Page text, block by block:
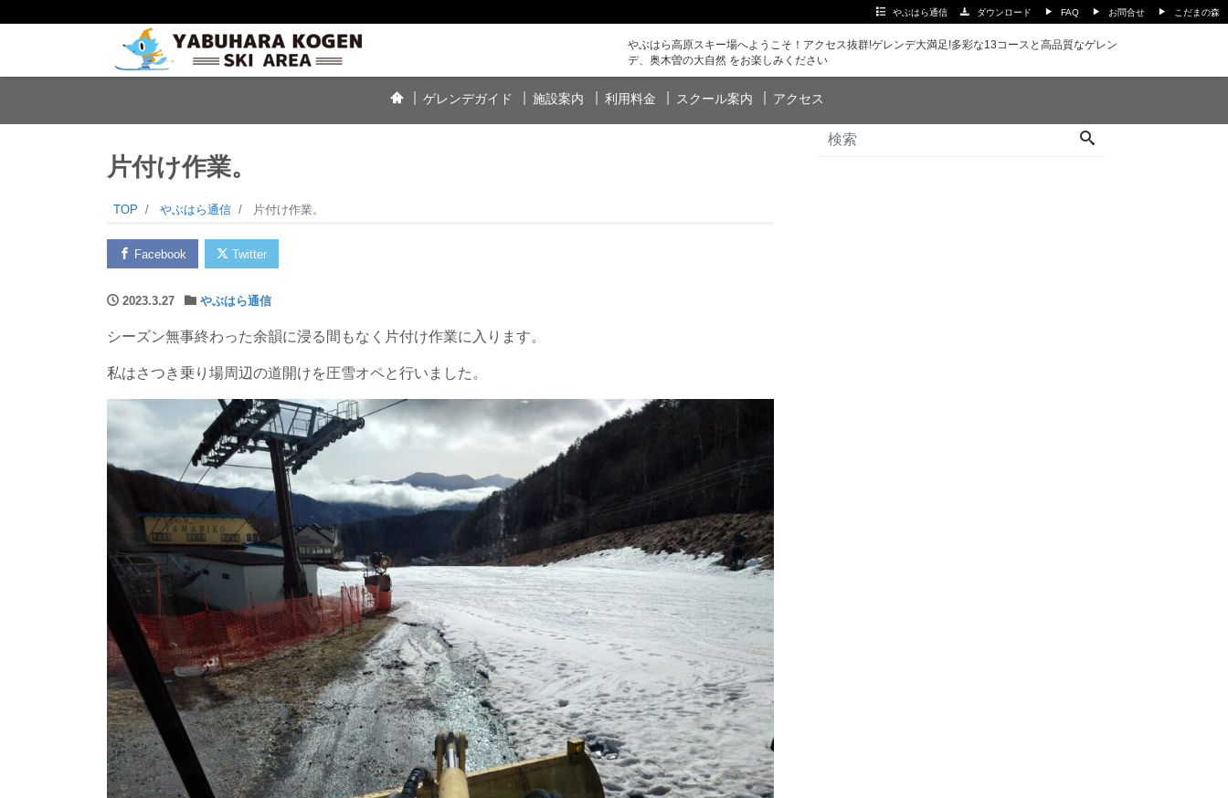
やぶはら通信 ダウンロード FAQ お問合せ こだまの森
やぶはら高原スキー場へようこそ！アクセス抜群!ゲレンデ大満足!多彩な13コースと高品質なゲレン
デ、奥木曽の大自然 をお楽しみください
ゲレンデガイド 施設案内 利用料金 スクール案内 アクセス
片付け作業。
TOP やぶはら通信 片付け作業。
Facebook Twitter
2023.3.27 やぶはら通信
シーズン無事終わった余韻に浸る間もなく片付け作業に入ります。
私はさつき乗り場周辺の道開けを圧雪オペと行いました。